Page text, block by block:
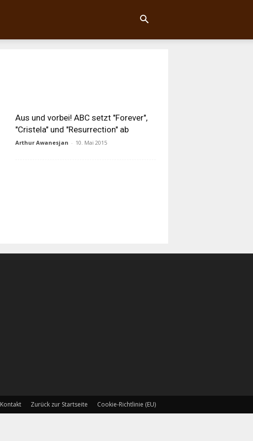
Aus und vorbei! ABC setzt "Forever",
"Cristela" und "Resurrection" ab
Arthur Awanesjan - 10. Mai 2015
Kontakt Zurück zur Startseite Cookie-Richtlinie (EU)